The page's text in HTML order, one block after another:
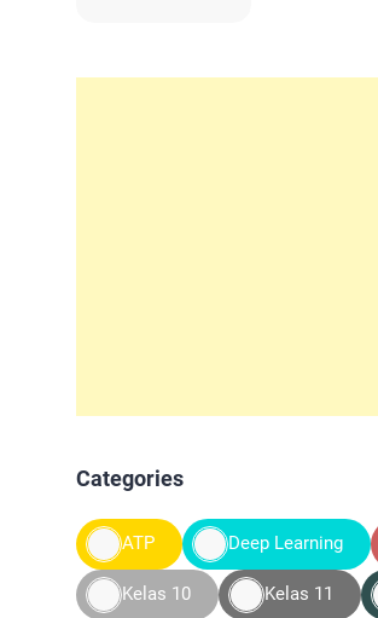
Categories
ATP Deep Learning
Kelas 10 Kelas 11